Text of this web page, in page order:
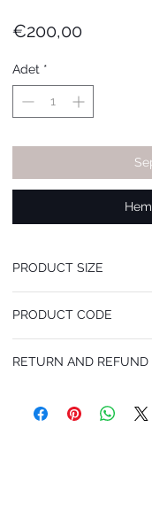
€200,00Fiyat
Adet *
PRODUCT SIZE
Desen Tekrarı 76 cm
PRODUCT CODE
RETURN AND REFUND
customers know what to